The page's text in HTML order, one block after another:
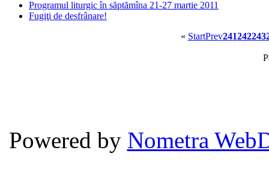
Programul liturgic în săptămîna 21-27 martie 2011
Fugiţi de desfrânare!
« StartPrev241242243
Powered by Nometra